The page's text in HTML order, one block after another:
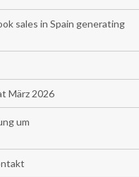
sales in Spain generating
März 2026
um